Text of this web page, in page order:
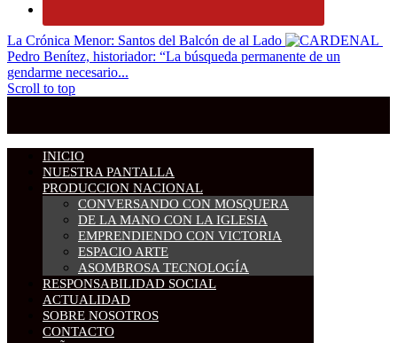
La Crónica Menor: Santos del Balcón de al Lado
Pedro Benítez, historiador: “La búsqueda permanente de un
gendarme necesario...
Scroll to top
INICIO
NUESTRA PANTALLA
PRODUCCION NACIONAL
CONVERSANDO CON MOSQUERA
DE LA MANO CON LA IGLESIA
EMPRENDIENDO CON VICTORIA
ESPACIO ARTE
ASOMBROSA TECNOLOGÍA
RESPONSABILIDAD SOCIAL
ACTUALIDAD
SOBRE NOSOTROS
CONTACTO